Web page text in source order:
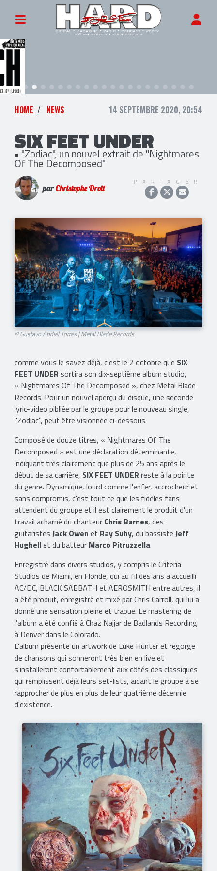
HOME NEWS 14 SEPTEMBRE 2020, 20:54
SIX FEET UNDER
• "Zodiac", un nouvel extrait de "Nightmares
Of The Decomposed"
parChristophe Droit
PARTAGER
© Gustavo Abdiel Torres | Metal Blade Records
comme vous le savez déjà, c'est le 2 octobre que SIX
FEET UNDER sortira son dix-septième album studio,
« Nightmares Of The Decomposed », chez Metal Blade
Records. Pour un nouvel aperçu du disque, une seconde
lyric-video pibliée par le groupe pour le nouveau single,
"Zodiac", peut être visionnée ci-dessous.
Composé de douze titres, « Nightmares Of The
Decomposed » est une déclaration déterminante,
indiquant très clairement que plus de 25 ans après le
début de sa carrière, SIX FEET UNDER reste à la pointe
du genre. Dynamique, lourd comme l'enfer, accrocheur et
sans compromis, c'est tout ce que les fidèles fans
attendent du groupe et il est clairement le produit d'un
travail acharné du chanteur Chris Barnes, des
guitaristes Jack Owen et Ray Suhy, du bassiste Jeff
Hughellet du batteur Marco Pitruzzella.
Enregistré dans divers studios, y compris le Criteria
Studios de Miami, en Floride, qui au fil des ans a accueilli
AC/DC, BLACK SABBATH et AEROSMITH entre autres, il
a été produit, enregistré et mixé par Chris Carroll, qui lui a
donné une sensation pleine et trapue. Le mastering de
l'album a été confié à Chaz Najjar de Badlands Recording
à Denver dans le Colorado.
L'album présente un artwork de Luke Hunter et regorge
de chansons qui sonneront très bien en live et
s'installeront confortablement aux côtés des classiques
qui remplissent déjà leurs set-lists, aidant le groupe à se
rapprocher de plus en plus de leur quatrième décennie
d'existence.